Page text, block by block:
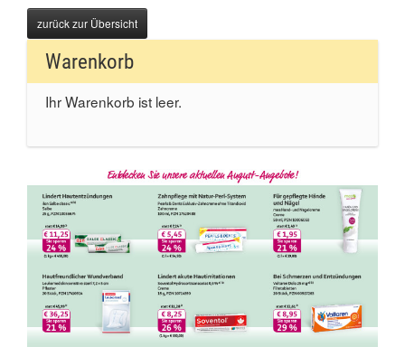
zurück zur Übersicht
Warenkorb
Ihr Warenkorb ist leer.